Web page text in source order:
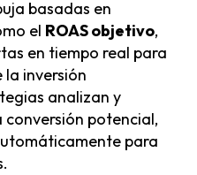
basadas en
el ROAS objetivo,
en tiempo real para
inversión
analizan y
conversión potencial,
para